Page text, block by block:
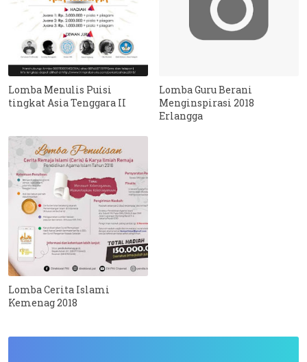
Lomba Menulis Puisi
tingkat Asia Tenggara II
Lomba Guru Berani
Menginspirasi 2018
Erlangga
Lomba Cerita Islami
Kemenag 2018